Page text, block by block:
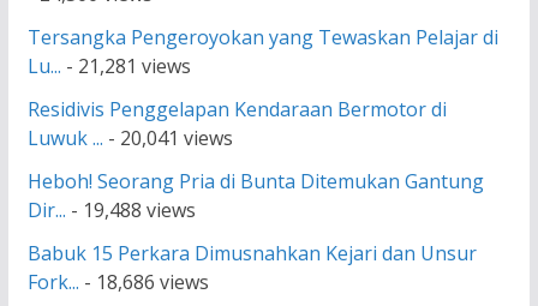
Tersangka Pengeroyokan yang Tewaskan Pelajar di
Lu... - 21,281 views
Residivis Penggelapan Kendaraan Bermotor di
Luwuk ... - 20,041 views
Heboh! Seorang Pria di Bunta Ditemukan Gantung
Dir... - 19,488 views
Babuk 15 Perkara Dimusnahkan Kejari dan Unsur
Fork... - 18,686 views